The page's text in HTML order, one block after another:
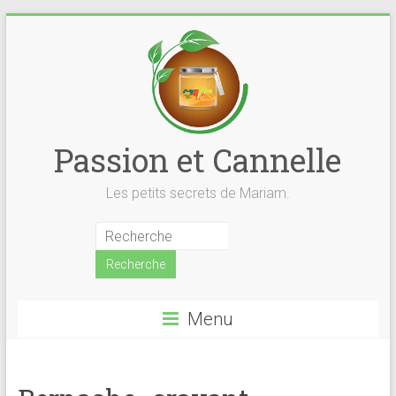
Passion et Cannelle
Les petits secrets de Mariam.
Menu